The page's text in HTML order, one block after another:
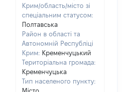
Крим/область/місто зі
спеціальним статусом:
Полтавська
Район в області та
Автономній Республіці
Крим: Кременчуцький
Територіальна громада:
Кременчуцька
Тип населеного пункту:
Місто